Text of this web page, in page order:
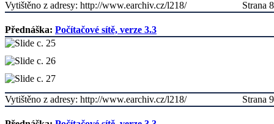
Strana 8
Vytištěno z adresy: http://www.earchiv.cz/l218/
Přednáška: Počítačové sítě, verze 3.3
Strana 9
Vytištěno z adresy: http://www.earchiv.cz/l218/